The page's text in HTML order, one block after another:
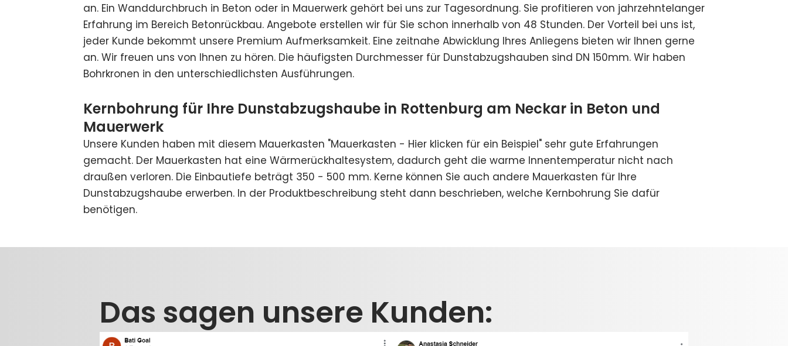
an. Ein Wanddurchbruch in Beton oder in Mauerwerk gehört bei uns zur Tagesordnung. Sie profitieren von jahrzehntelanger
Erfahrung im Bereich Betonrückbau. Angebote erstellen wir für Sie schon innerhalb von 48 Stunden. Der Vorteil bei uns ist,
jeder Kunde bekommt unsere Premium Aufmerksamkeit. Eine zeitnahe Abwicklung Ihres Anliegens bieten wir Ihnen gerne
an. Wir freuen uns von Ihnen zu hören. Die häufigsten Durchmesser für Dunstabzugshauben sind DN 150mm. Wir haben
Bohrkronen in den unterschiedlichsten Ausführungen.
Kernbohrung für Ihre Dunstabzugshaube in Rottenburg am Neckar in Beton und
Mauerwerk
Unsere Kunden haben mit diesem Mauerkasten "Mauerkasten - Hier klicken für ein Beispiel" sehr gute Erfahrungen
gemacht. Der Mauerkasten hat eine Wärmerückhaltesystem, dadurch geht die warme Innentemperatur nicht nach
draußen verloren. Die Einbautiefe beträgt 350 - 500 mm. Kerne können Sie auch andere Mauerkasten für Ihre
Dunstabzugshaube erwerben. In der Produktbeschreibung steht dann beschrieben, welche Kernbohrung Sie dafür
benötigen.
Das sagen unsere Kunden: